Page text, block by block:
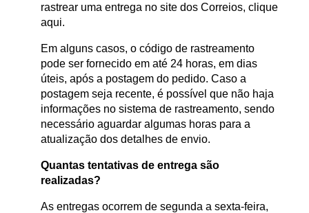
rastrear uma entrega no site dos Correios, clique
aqui.
Em alguns casos, o código de rastreamento
pode ser fornecido em até 24 horas, em dias
úteis, após a postagem do pedido. Caso a
postagem seja recente, é possível que não haja
informações no sistema de rastreamento, sendo
necessário aguardar algumas horas para a
atualização dos detalhes de envio.
Quantas tentativas de entrega são
realizadas?
As entregas ocorrem de segunda a sexta-feira,